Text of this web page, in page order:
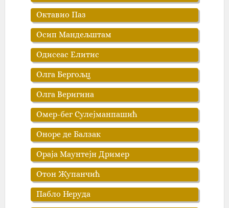
Октавио Паз
Осип Мандељштам
Одисеас Елитис
Олга Бергољц
Олга Веригина
Омер-бег Сулејманпашић
Оноре де Балзак
Ораја Маунтејн Дример
Отон Жупанчић
Пабло Неруда